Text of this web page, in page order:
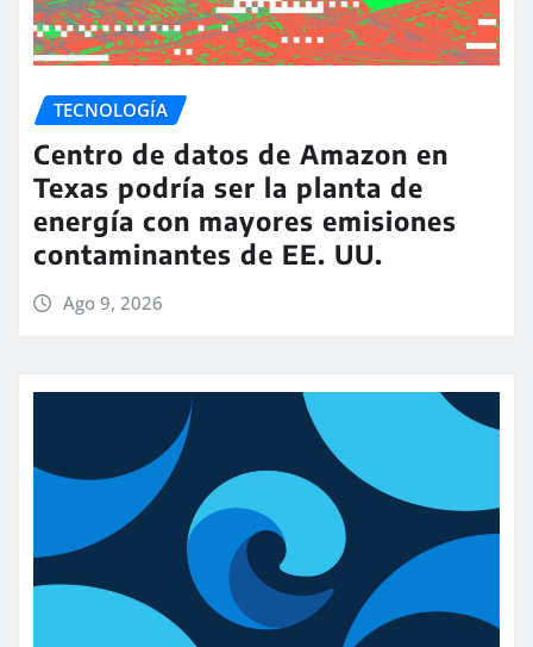
TECNOLOGÍA
Centro de datos de Amazon en
Texas podría ser la planta de
energía con mayores emisiones
contaminantes de EE. UU.
Ago 9, 2026